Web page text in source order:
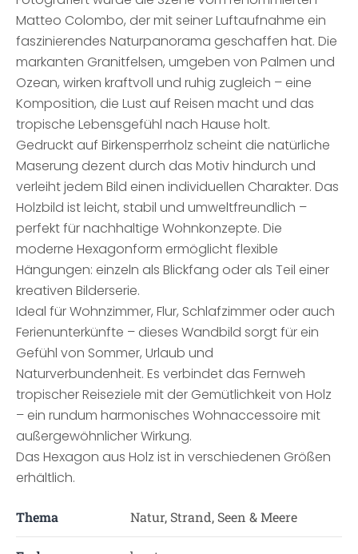
Matteo Colombo, der mit seiner Luftaufnahme ein
faszinierendes Naturpanorama geschaffen hat. Die
markanten Granitfelsen, umgeben von Palmen und
Ozean, wirken kraftvoll und ruhig zugleich – eine
Komposition, die Lust auf Reisen macht und das
tropische Lebensgefühl nach Hause holt.
Gedruckt auf Birkensperrholz scheint die natürliche
Maserung dezent durch das Motiv hindurch und
verleiht jedem Bild einen individuellen Charakter. Das
Holzbild ist leicht, stabil und umweltfreundlich –
perfekt für nachhaltige Wohnkonzepte. Die
moderne Hexagonform ermöglicht flexible
Hängungen: einzeln als Blickfang oder als Teil einer
kreativen Bilderserie.
Ideal für Wohnzimmer, Flur, Schlafzimmer oder auch
Ferienunterkünfte – dieses Wandbild sorgt für ein
Gefühl von Sommer, Urlaub und
Naturverbundenheit. Es verbindet das Fernweh
tropischer Reiseziele mit der Gemütlichkeit von Holz
– ein rundum harmonisches Wohnaccessoire mit
außergewöhnlicher Wirkung.
Das Hexagon aus Holz ist in verschiedenen Größen
erhältlich.
Thema Natur, Strand, Seen & Meere